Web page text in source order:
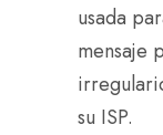
usada
mensaje
su ISP.